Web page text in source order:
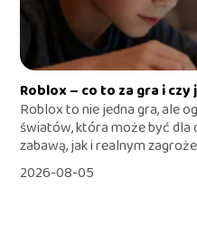
Roblox – co to za gra i
Roblox to nie jedna gra, ale
światów, która może być dla
zabawą, jak i realnym
2026-08-05